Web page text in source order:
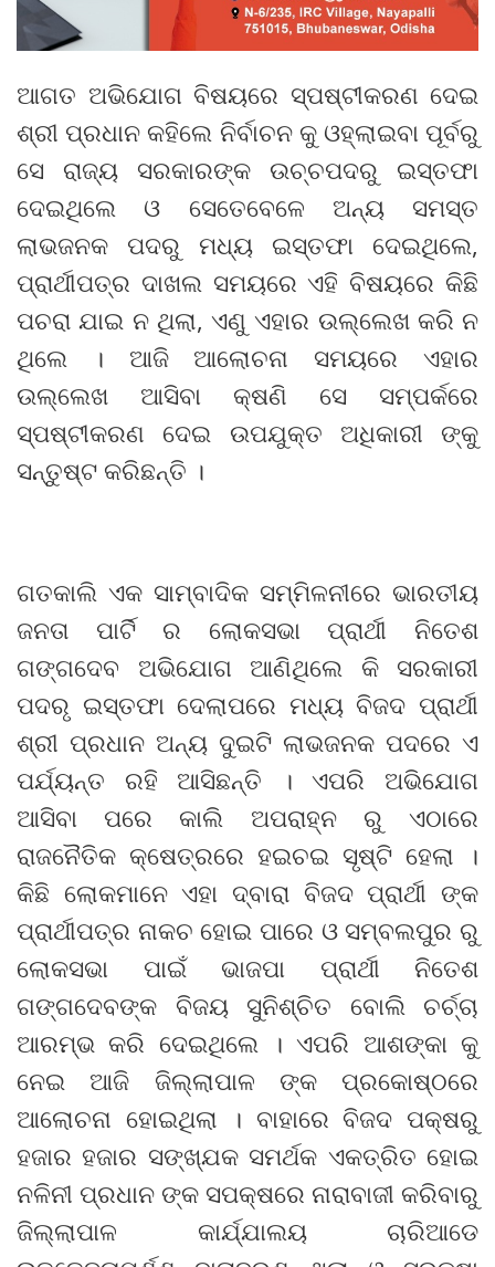
ଆଗତ ଅଭିଯୋଗ ବିଷୟରେ ସ୍ପଷ୍ଟୀକରଣ ଦେଇ
ଶ୍ରୀ ପ୍ରଧାନ କହିଲେ ନିର୍ବାଚନ କୁ ଓହ୍ଲାଇବା ପୂର୍ବରୁ
ସେ ରାଜ୍ୟ ସରକାରଙ୍କ ଉଚ୍ଚପଦରୁ ଇସ୍ତଫା
ଦେଇଥିଲେ ଓ ସେତେବେଳେ ଅନ୍ୟ ସମସ୍ତ
ଲାଭଜନକ ପଦରୁ ମଧ୍ୟ ଇସ୍ତଫା ଦେଇଥିଲେ,
ପ୍ରାର୍ଥୀପତ୍ର ଦାଖଲ ସମୟରେ ଏହି ବିଷୟରେ କିଛି
ପଚରା ଯାଇ ନ ଥିଲା, ଏଣୁ ଏହାର ଉଲ୍ଲେଖ କରି ନ
ଥିଲେ । ଆଜି ଆଲୋଚନା ସମୟରେ ଏହାର
ଉଲ୍ଲେଖ ଆସିବା କ୍ଷଣି ସେ ସମ୍ପର୍କରେ
ସ୍ପଷ୍ଟୀକରଣ ଦେଇ ଉପଯୁକ୍ତ ଅଧିକାରୀ ଙ୍କୁ
ସନ୍ତୁଷ୍ଟ କରିଛନ୍ତି ।
ଗତକାଲି ଏକ ସାମ୍ବାଦିକ ସମ୍ମିଳନୀରେ ଭାରତୀୟ
ଜନତା ପାର୍ଟି ର ଲୋକସଭା ପ୍ରାର୍ଥୀ ନିତେଶ
ଗଙ୍ଗଦେବ ଅଭିଯୋଗ ଆଣିଥିଲେ କି ସରକାରୀ
ପଦରୃ ଇସ୍ତଫା ଦେଲାପରେ ମଧ୍ୟ ବିଜଦ ପ୍ରାର୍ଥୀ
ଶ୍ରୀ ପ୍ରଧାନ ଅନ୍ୟ ଦୁଇଟି ଲାଭଜନକ ପଦରେ ଏ
ପର୍ଯ୍ୟନ୍ତ ରହି ଆସିଛନ୍ତି । ଏପରି ଅଭିଯୋଗ
ଆସିବା ପରେ କାଲି ଅପରାହ୍ନ ରୁ ଏଠାରେ
ରାଜନୈତିକ କ୍ଷେତ୍ରରେ ହଇଚଇ ସୃଷ୍ଟି ହେଲା ।
କିଛି ଲୋକମାନେ ଏହା ଦ୍ବାରା ବିଜଦ ପ୍ରାର୍ଥୀ ଙ୍କ
ପ୍ରାର୍ଥୀପତ୍ର ନାକଚ ହୋଇ ପାରେ ଓ ସମ୍ବଲପୁର ରୁ
ଲୋକସଭା ପାଇଁ ଭାଜପା ପ୍ରାର୍ଥୀ ନିତେଶ
ଗଙ୍ଗଦେବଙ୍କ ବିଜୟ ସୁନିଶ୍ଚିତ ବୋଲି ଚର୍ଚ୍ଚା
ଆରମ୍ଭ କରି ଦେଇଥିଲେ । ଏପରି ଆଶଙ୍କା କୁ
ନେଇ ଆଜି ଜିଲ୍ଲାପାଳ ଙ୍କ ପ୍ରକୋଷ୍ଠରେ
ଆଲୋଚନା ହୋଇଥିଲା । ବାହାରେ ବିଜଦ ପକ୍ଷରୁ
ହଜାର ହଜାର ସଙ୍ଖ୍ଯକ ସମର୍ଥକ ଏକତ୍ରିତ ହୋଇ
ନଳିନୀ ପ୍ରଧାନ ଙ୍କ ସପକ୍ଷରେ ନାରାବାଜୀ କରିବାରୁ
ଜିଲ୍ଲାପାଳ କାର୍ଯ୍ଯାଲୟ ଚାରିଆଡେ